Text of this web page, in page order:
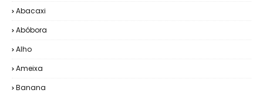
Abacaxi
Abóbora
Alho
Ameixa
Banana